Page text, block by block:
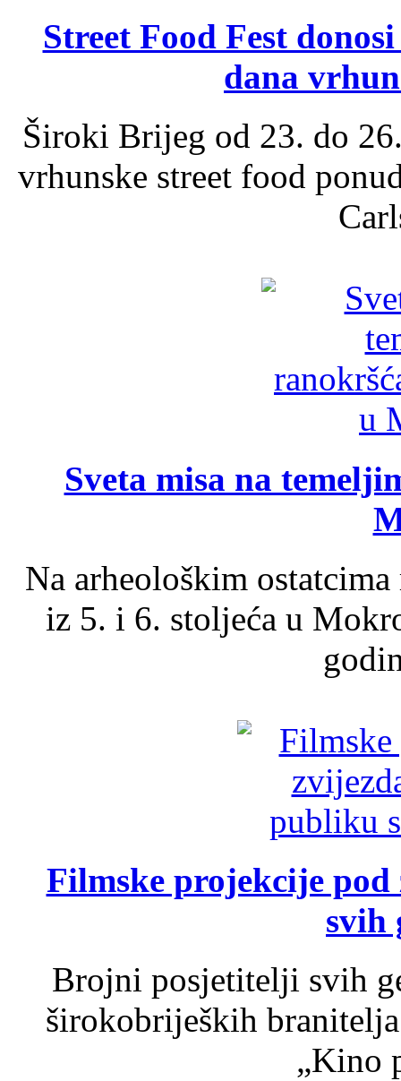
Street Food Fest
dana
Široki Brijeg od 23. do
vrhunske street food
Sveta misa na
Na arheološkim
iz 5. i 6. stoljeća u
Filmske projekcije
svih
Brojni posjetitelji svih
širokobrijeških
„Kino